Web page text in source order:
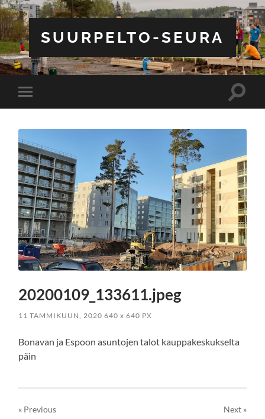
SUURPELTO-SEURA
Toggle
mobile
Toggle
20200109_133611.jpeg
11 TAMMIKUUN, 2020 640x 640 PX
Bonavan ja Espoon asuntojen talot kauppakeskukselta
päin
« Previous Next»